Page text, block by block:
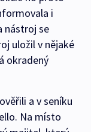
i
nástroj se
uložil v nějaké
okradený
a v seníku
Na místo